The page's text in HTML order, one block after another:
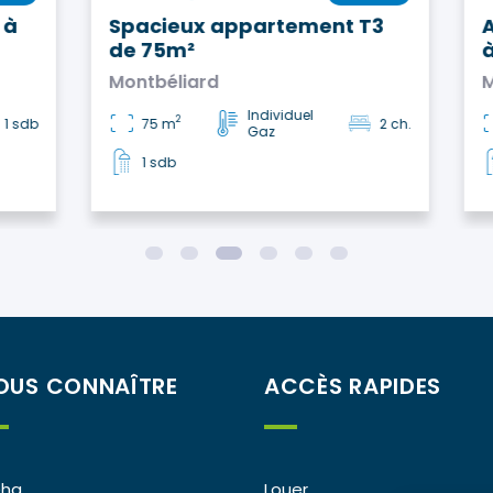
Spacieux appartement T3
de 75m²
Montbéliard
75 m2
Individuel
Gaz
2 ch.
1 sdb
1 2 3 4 5 6
CONNAÎTRE ACCÈS RAPIDES